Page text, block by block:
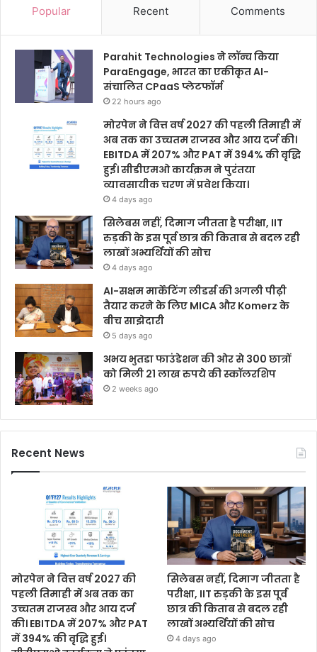
Popular Recent Comments
Parahit Technologies ने लॉन्च किया
ParaEngage, भारत का एकीकृत AI-
संचालित CPaaS प्लेटफॉर्म
22 hours ago
मोरपेन ने वित्त वर्ष 2027 की पहली तिमाही में
अब तक का उच्चतम राजस्व और आय दर्ज की।
EBITDA में 207% और PAT में 394% की वृद्धि
हुई। सीडीएमओ कार्यक्रम ने पुरंतया
व्यावसायीक चरण में प्रवेश किया।
4 days ago
सिलेबस नहीं, दिमाग जीतता है परीक्षा, IIT
रुड़की के इस पूर्व छात्र की किताब से बदल रही
लाखों अभ्यर्थियों की सोच
4 days ago
AI-सक्षम मार्केटिंग लीडर्स की अगली पीढ़ी
तैयार करने के लिए MICA और Komerz के
बीच साझेदारी
5 days ago
अभय भुतडा फाउंडेशन की ओर से 300 छात्रों
को मिली 21 लाख रुपये की स्कॉलरशिप
2 weeks ago
Recent News
मोरपेन ने वित्त वर्ष 2027 की
पहली तिमाही में अब तक का
उच्चतम राजस्व और आय दर्ज
की। EBITDA में 207% और PAT
में 394% की वृद्धि हुई।
सिलेबस नहीं, दिमाग जीतता है
परीक्षा, IIT रुड़की के इस पूर्व
छात्र की किताब से बदल रही
लाखों अभ्यर्थियों की सोच
4 days ago